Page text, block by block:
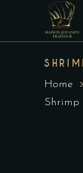
Home
Shrimp